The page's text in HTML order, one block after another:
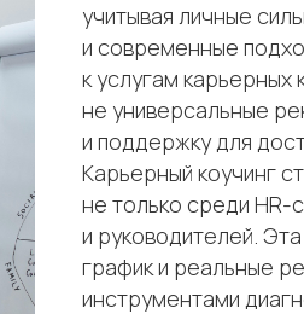
учитывая личные
и современные
к услугам
не универсальные
и поддержку для
Карьерный коучинг
не только среди HR-
и руководителей.
график и реальные
инструментами